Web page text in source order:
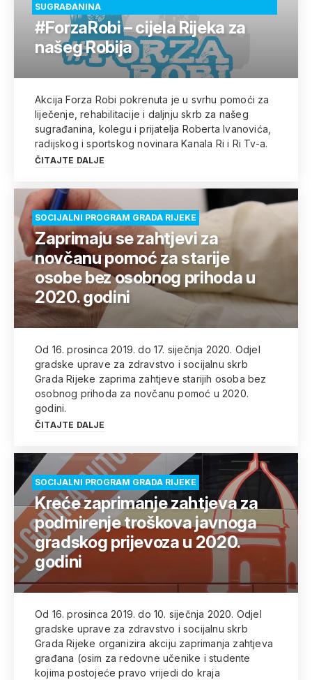
SUGRAĐANINA
#ForzaRobi – cijela Rijeka za
našeg Robija
Akcija Forza Robi pokrenuta je u svrhu pomoći za
liječenje, rehabilitacije i daljnju skrb za našeg
sugrađanina, kolegu i prijatelja Roberta Ivanovića,
radijskog i sportskog novinara Kanala Ri i Ri Tv-a.
ČITAJTE DALJE
SOCIJALNI PROGRAM GRADA RIJEKE
Zaprimaju se zahtjevi za
novčanu pomoć za starije
osobe bez osobnog prihoda u
2020. godini
Od 16. prosinca 2019. do 17. siječnja 2020. Odjel
gradske uprave za zdravstvo i socijalnu skrb
Grada Rijeke zaprima zahtjeve starijih osoba bez
osobnog prihoda za novčanu pomoć u 2020.
godini.
ČITAJTE DALJE
SOCIJALNI PROGRAM GRADA RIJEKE
Kreće zaprimanje zahtjeva za
podmirenje troškova javnoga
gradskog prijevoza u 2020.
godini
Od 16. prosinca 2019. do 10. siječnja 2020. Odjel
gradske uprave za zdravstvo i socijalnu skrb
Grada Rijeke organizira akciju zaprimanja zahtjeva
građana (osim za redovne učenike i studente
kojima postojeće pravo vrijedi do kraja